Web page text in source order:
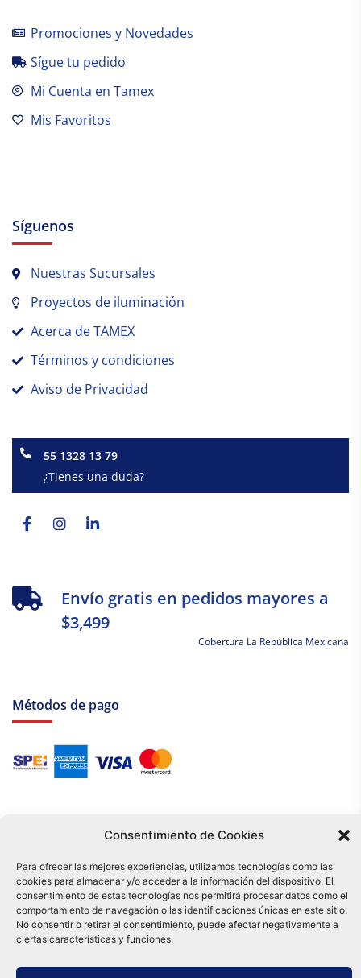
Consentimiento de Cookies
Para ofrecer las mejores experiencias, utilizamos tecnologías como las
cookies para almacenar y/o acceder a la información del dispositivo. El
consentimiento de estas tecnologías nos permitirá procesar datos como el
comportamiento de navegación o las identificaciones únicas en este sitio.
No consentir o retirar el consentimiento, puede afectar negativamente a
ciertas características y funciones.
Promociones y Novedades
Sígue tu pedido
Mi Cuenta en Tamex
Mis Favoritos
Síguenos
Nuestras Sucursales
Proyectos de iluminación
Acerca de TAMEX
Términos y condiciones
Aviso de Privacidad
55 1328 13 79
¿Tienes una duda?
f
Envío gratis en pedidos mayores a
$3,499
Cobertura La República Mexicana
Métodos de pago
Tu compra es respaldada por nuestro certificado SSL y operada bajo las
mejores prácticas de seguridad.
Distribuidora Tamex - México
e-commerce